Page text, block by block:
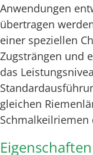
Anwendungen
übertragen
einer speziellen
Zugsträngen und
das
gleichen
Schmalkeilriemen
Eigenschaften